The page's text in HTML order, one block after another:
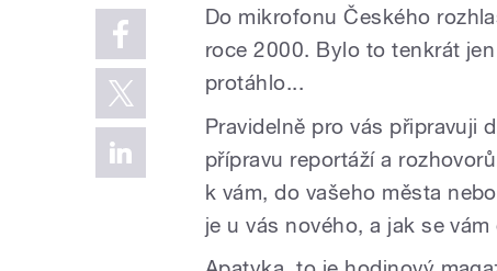
Do mikrofonu Českého
roce 2000. Bylo to tenkrát
protáhlo...
Pravidelně pro vás připravuji
přípravu reportáží a
k vám, do vašeho města
je u vás nového, a jak se vám